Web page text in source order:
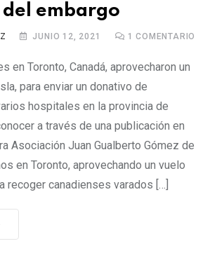
embargo
JUNIO 12, 2021 1 COMENTARIO
en Toronto, Canadá, aprovecharon un
para enviar un donativo de
hospitales en la provincia de
a través de una publicación en
Asociación Juan Gualberto Gómez de
en Toronto, aprovechando un vuelo
recoger canadienses varados […]